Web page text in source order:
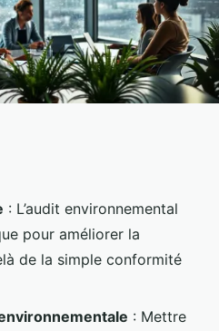
: L’audit environnemental
pour améliorer la
de la simple conformité
: Mettre